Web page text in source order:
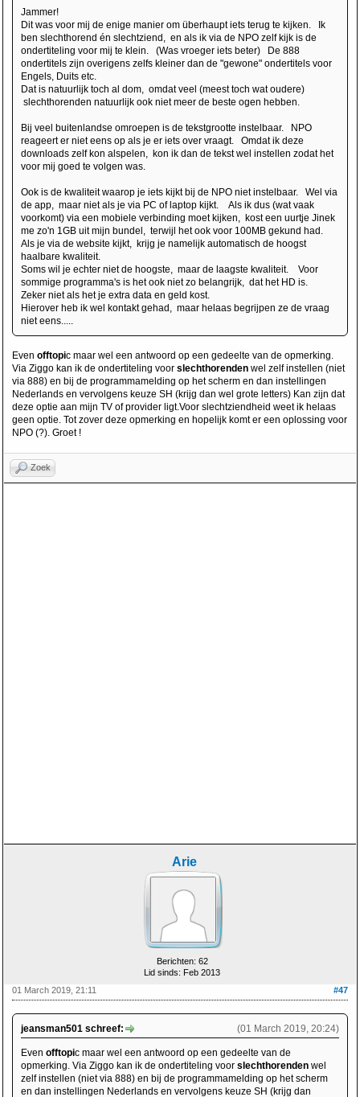
Jammer!
Dit was voor mij de enige manier om überhaupt iets terug te kijken. Ik
ben slechthorend én slechtziend, en als ik via de NPO zelf kijk is de
ondertiteling voor mij te klein. (Was vroeger iets beter) De 888
ondertitels zijn overigens zelfs kleiner dan de "gewone" ondertitels voor
Engels, Duits etc.
Dat is natuurlijk toch al dom, omdat veel (meest toch wat oudere)
slechthorenden natuurlijk ook niet meer de beste ogen hebben.
Bij veel buitenlandse omroepen is de tekstgrootte instelbaar. NPO
reageert er niet eens op als je er iets over vraagt. Omdat ik deze
downloads zelf kon alspelen, kon ik dan de tekst wel instellen zodat het
voor mij goed te volgen was.
Ook is de kwaliteit waarop je iets kijkt bij de NPO niet instelbaar. Wel via
de app, maar niet als je via PC of laptop kijkt. Als ik dus (wat vaak
voorkomt) via een mobiele verbinding moet kijken, kost een uurtje Jinek
me zo'n 1GB uit mijn bundel, terwijl het ook voor 100MB gekund had.
Als je via de website kijkt, krijg je namelijk automatisch de hoogst
haalbare kwaliteit.
Soms wil je echter niet de hoogste, maar de laagste kwaliteit. Voor
sommige programma's is het ook niet zo belangrijk, dat het HD is.
Zeker niet als het je extra data en geld kost.
Hierover heb ik wel kontakt gehad, maar helaas begrijpen ze de vraag
niet eens.....
Even offtopic maar wel een antwoord op een gedeelte van de opmerking.
Via Ziggo kan ik de ondertiteling voor slechthorenden wel zelf instellen (niet
via 888) en bij de programmamelding op het scherm en dan instellingen
Nederlands en vervolgens keuze SH (krijg dan wel grote letters) Kan zijn dat
deze optie aan mijn TV of provider ligt.Voor slechtziendheid weet ik helaas
geen optie. Tot zover deze opmerking en hopelijk komt er een oplossing voor
NPO (?). Groet !
Zoek
Arie
Berichten: 62
Lid sinds: Feb 2013
#47
01 March 2019, 21:11
(01 March 2019, 20:24)
jeansman501 schreef:
Even offtopic maar wel een antwoord op een gedeelte van de
opmerking. Via Ziggo kan ik de ondertiteling voor slechthorenden wel
zelf instellen (niet via 888) en bij de programmamelding op het scherm
en dan instellingen Nederlands en vervolgens keuze SH (krijg dan